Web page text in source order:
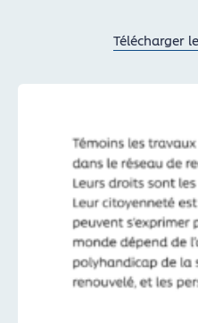
Télécharger